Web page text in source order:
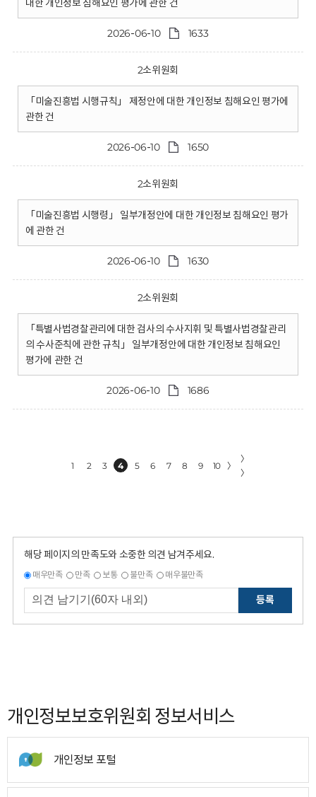
대한 개인정보 침해요인 평가에 관한 건
2026-06-10 1633
2소위원회
「미술진흥법 시행규칙」 제정안에 대한 개인정보 침해요인 평가에
관한 건
2026-06-10 1650
2소위원회
「미술진흥법 시행령」 일부개정안에 대한 개인정보 침해요인 평가
에 관한 건
2026-06-10 1630
2소위원회
「특별사법경찰관리에 대한 검사의 수사지휘 및 특별사법경찰관리
의 수사준칙에 관한 규칙」 일부개정안에 대한 개인정보 침해요인
평가에 관한 건
2026-06-10 1686
1 2 3 4 5 6 7 8 9 10 〉
〉
〉
해당 페이지의 만족도와 소중한 의견 남겨주세요.
매우만족 만족 보통 불만족 매우불만족
등록
개인정보보호위원회 정보서비스
개인정보 포털